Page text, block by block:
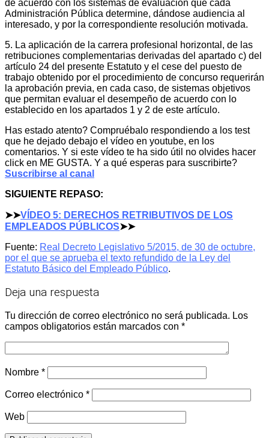
de acuerdo con los sistemas de evaluación que cada
Administración Pública determine, dándose audiencia al
interesado, y por la correspondiente resolución motivada.
5. La aplicación de la carrera profesional horizontal, de las
retribuciones complementarias derivadas del apartado c) del
artículo 24 del presente Estatuto y el cese del puesto de
trabajo obtenido por el procedimiento de concurso requerirán
la aprobación previa, en cada caso, de sistemas objetivos
que permitan evaluar el desempeño de acuerdo con lo
establecido en los apartados 1 y 2 de este artículo.
Has estado atento? Compruébalo respondiendo a los test
que he dejado debajo el vídeo en youtube, en los
comentarios. Y si este vídeo te ha sido útil no olvides hacer
click en ME GUSTA. Y a qué esperas para suscribirte?
Suscribirse al canal
SIGUIENTE REPASO:
➤➤VÍDEO 5: DERECHOS RETRIBUTIVOS DE LOS
EMPLEADOS PÚBLICOS➤➤
Fuente: Real Decreto Legislativo 5/2015, de 30 de octubre,
por el que se aprueba el texto refundido de la Ley del
Estatuto Básico del Empleado Público.
Deja una respuesta
Tu dirección de correo electrónico no será publicada. Los
campos obligatorios están marcados con *
Nombre *
Correo electrónico *
Web